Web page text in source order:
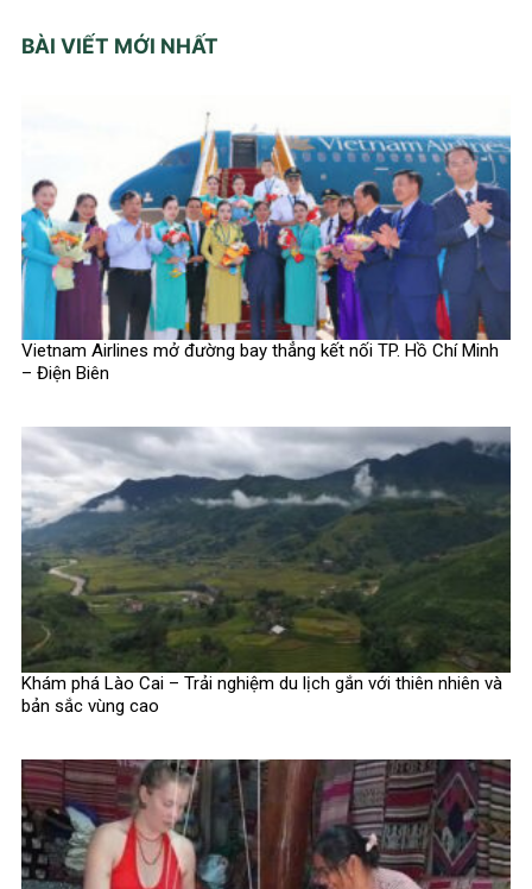
BÀI VIẾT MỚI NHẤT
Vietnam Airlines mở đường bay thẳng kết nối TP. Hồ Chí Minh
– Điện Biên
Khám phá Lào Cai – Trải nghiệm du lịch gắn với thiên nhiên và
bản sắc vùng cao